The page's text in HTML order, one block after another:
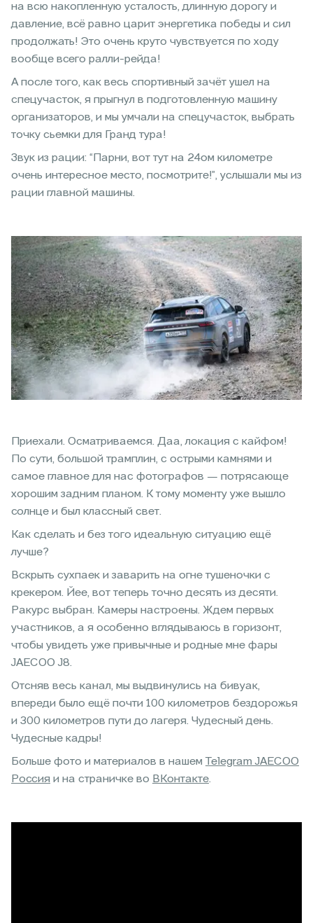
на всю накопленную усталость, длинную дорогу и
давление, всё равно царит энергетика победы и сил
продолжать! Это очень круто чувствуется по ходу
вообще всего ралли-рейда!
А после того, как весь спортивный зачёт ушел на
спецучасток, я прыгнул в подготовленную машину
организаторов, и мы умчали на спецучасток, выбрать
точку сьемки для Гранд тура!
Звук из рации: “Парни, вот тут на 24ом километре
очень интересное место, посмотрите!”, услышали мы из
рации главной машины.
Приехали. Осматриваемся. Даа, локация с кайфом!
По сути, большой трамплин, с острыми камнями и
самое главное для нас фотографов — потрясающе
хорошим задним планом. К тому моменту уже вышло
солнце и был классный свет.
Как сделать и без того идеальную ситуацию ещё
лучше?
Вскрыть сухпаек и заварить на огне тушеночки с
крекером. Йее, вот теперь точно десять из десяти.
Ракурс выбран. Камеры настроены. Ждем первых
участников, а я особенно вглядываюсь в горизонт,
чтобы увидеть уже привычные и родные мне фары
JAECOO J8.
Отсняв весь канал, мы выдвинулись на бивуак,
впереди было ещё почти 100 километров бездорожья
и 300 километров пути до лагеря. Чудесный день.
Чудесные кадры!
Больше фото и материалов в нашем Telegram JAECOO
Россия и на страничке во ВКонтакте.